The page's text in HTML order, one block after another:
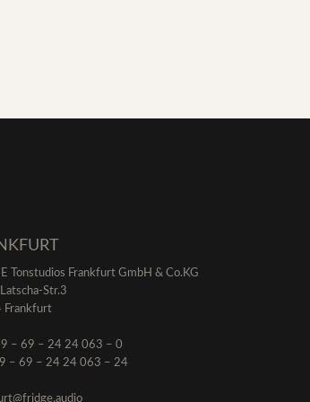
Tonstudios Frankfurt GmbH & Co.KG
Str.3
Frankfurt
– 69 – 24 24 063 – 0
– 69 – 24 24 063 – 24